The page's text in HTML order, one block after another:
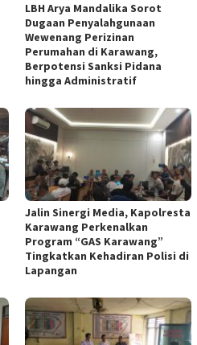
LBH Arya Mandalika Sorot
Dugaan Penyalahgunaan
Wewenang Perizinan
Perumahan di Karawang,
Berpotensi Sanksi Pidana
hingga Administratif
Jalin Sinergi Media, Kapolresta
Karawang Perkenalkan
Program “GAS Karawang”
Tingkatkan Kehadiran Polisi di
Lapangan